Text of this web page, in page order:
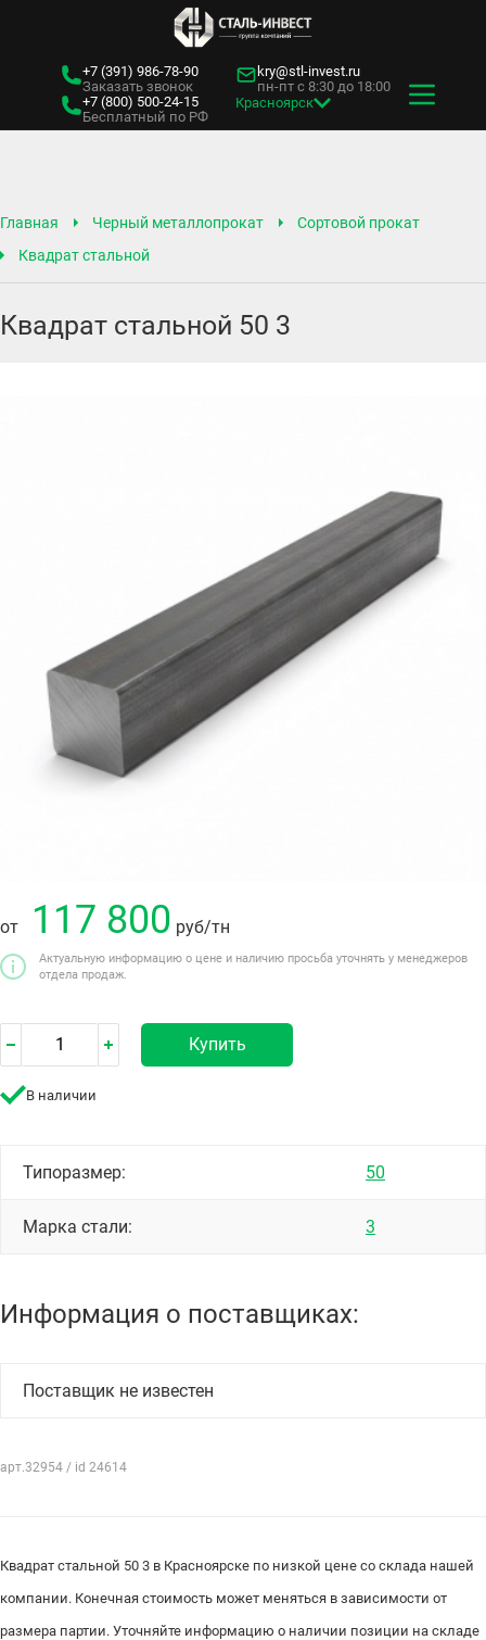
+7 (391) 986-78-90
Заказать звонок
+7 (800) 500-24-15
Бесплатный по РФ
kry@stl-invest.ru
пн-пт с 8:30 до 18:00
Красноярск
Главная Черный металлопрокат
Сортовой прокат
Квадрат стальной
Квадрат стальной 50 3
от 117 800 руб/тн
Актуальную информацию о цене и наличию просьба уточнять у менеджеров
отдела продаж.
Купить
В наличии
Типоразмер: 50
Марка стали: 3
Информация о поставщиках:
Поставщик не известен
арт.32954 / id 24614
Квадрат стальной 50 3 в Красноярске по низкой цене со склада нашей
компании. Конечная стоимость может меняться в зависимости от
размера партии. Уточняйте информацию о наличии позиции на складе